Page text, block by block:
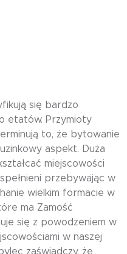
się bardzo
etatów. Przymioty
to, że bytowanie
aspekt. Duża
miejscowości
przebywając w
wielkim formacie w
ma Zamość
się z powodzeniem w
w naszej
zaświadczy, że